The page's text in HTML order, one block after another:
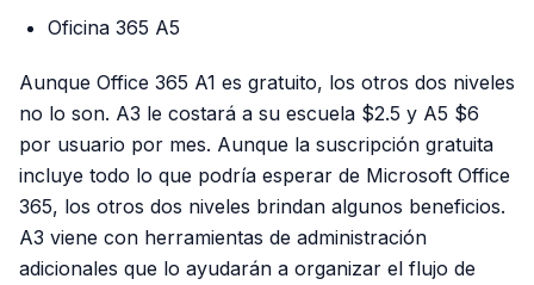
Oficina 365 A5
Aunque Office 365 A1 es gratuito, los otros dos niveles
no lo son. A3 le costará a su escuela $2.5 y A5 $6
por usuario por mes. Aunque la suscripción gratuita
incluye todo lo que podría esperar de Microsoft Office
365, los otros dos niveles brindan algunos beneficios.
A3 viene con herramientas de administración
adicionales que lo ayudarán a organizar el flujo de